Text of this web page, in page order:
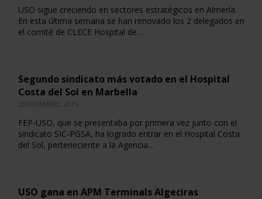
USO sigue creciendo en sectores estratégicos en Almería.
En esta última semana se han renovado los 2 delegados en
el comité de CLECE Hospital de…
Segundo sindicato más votado en el Hospital
Costa del Sol en Marbella
23 DICIEMBRE, 2015
FEP-USO, que se presentaba por primera vez junto con el
sindicato SIC-PGSA, ha logrado entrar en el Hospital Costa
del Sol, perteneciente a la Agencia…
USO gana en APM Terminals Algeciras